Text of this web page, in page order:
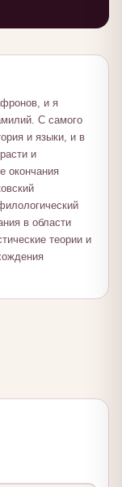
и я
С самого
и языки, и в
и
окончания
в области
теории и